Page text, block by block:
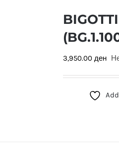
BIGOTTI
3,950.00 ден